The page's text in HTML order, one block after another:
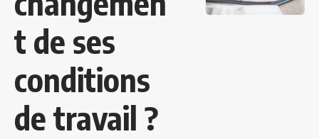
t de ses
conditions
de travail ?